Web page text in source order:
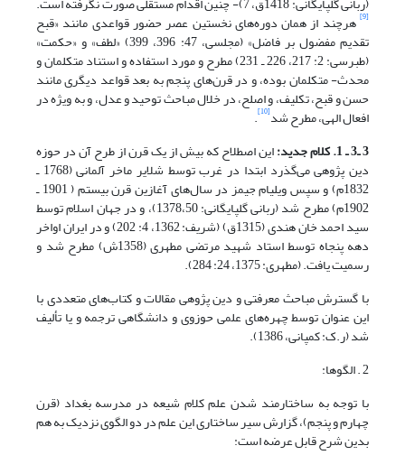
[9] هرچند از همان دوره‌های نخستین عصر حضور قواعدی مانند «قبح
تقدیم مفضول بر فاضل» (مجلسی، 47: 396، 399) «لطف» و «حکمت»
(طبرسی: 2: 217، 226 ـ 231) مطرح و مورد استفاده و استناد متکلمان و
محدث- متکلمان بوده، و در قرن‌های پنجم به بعد قواعد دیگری مانند
حسن و قبح، تکلیف، و اصلح، در خلال مباحث توحید و عدل، و به ویژه در
افعال الهی، مطرح شد[10]
.
3 ـ3 ـ 1. کلام جدید
:این اصطلاح که بیش از یک قرن از طرح آن در حوزه
دین پژوهی می‌گذرد ابتدا در غرب توسط شلایر ماخر آلمانی (1768 ـ
1832م) و سپس ویلیام جیمز در سال‌های آغازین قرن بیستم ( 1901 ـ
1902م) مطرح شد (ربانی گلپایگانی: 1378،50)، و در جهان اسلام توسط
سید احمد خان هندی (1315ق) (شریف: 1362، 4: 202) و در ایران اواخر
دهه پنجاه توسط استاد شهید مرتضی مطهری (1358ش) مطرح شد و
رسمیت یافت. (مطهری: 1375، 24: 284).
با گسترش مباحث معرفتی و دین پژوهی مقالات و کتاب‌های متعددی با
این عنوان توسط چهره‌های علمی حوزوی و دانشگاهی ترجمه و یا تألیف
شد (ر.ک: کمپانی، 1386).
2 . الگوها:
با توجه به ساختارمند شدن علم کلام شیعه در مدرسه بغداد (قرن
چهارم و پنجم)، گزارش سیر ساختاری این علم در دو الگوی نزدیک به هم
بدین شرح قابل عرضه است: